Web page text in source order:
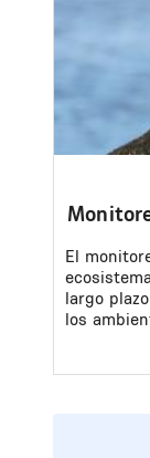
El
largo
los